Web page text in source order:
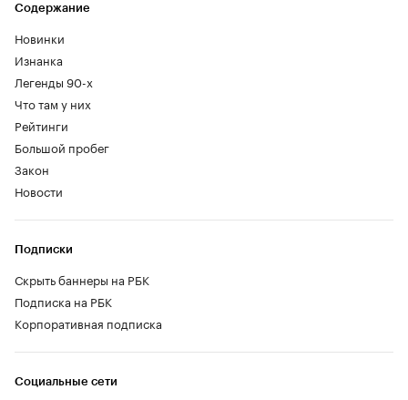
Содержание
Новинки
Изнанка
Легенды 90-х
Что там у них
Рейтинги
Большой пробег
Закон
Новости
Социальные сети
Подписки
Скрыть баннеры на РБК
Подписка на РБК
Корпоративная подписка